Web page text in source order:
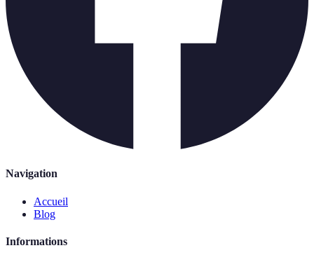
Navigation
Accueil
Blog
Informations